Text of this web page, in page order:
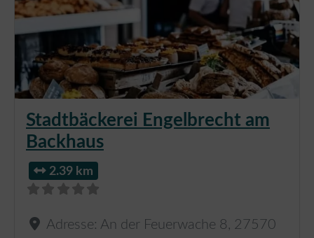
Stadtbäckerei Engelbrecht am
Backhaus
2.39 km
Adresse: An der Feuerwache 8 , 27570